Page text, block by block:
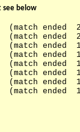
see below
ended
ended
ended
ended
ended
ended
ended
ended